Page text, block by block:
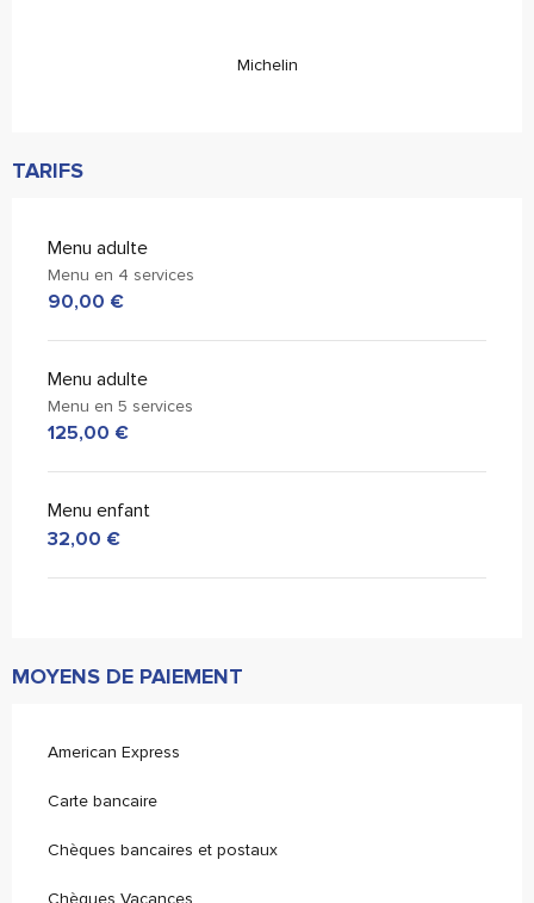
Michelin
TARIFS
Menu adulte
Menu en 4 services
90,00 €
Menu adulte
Menu en 5 services
125,00 €
Menu enfant
32,00 €
MOYENS DE PAIEMENT
American Express
Carte bancaire
Chèques bancaires et postaux